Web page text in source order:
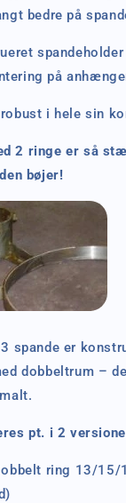
bedre på
på
i hele sin
2 ringe er så
bøjer!
spande er
dobbeltrum –
pt. i 2
ring 13/15/